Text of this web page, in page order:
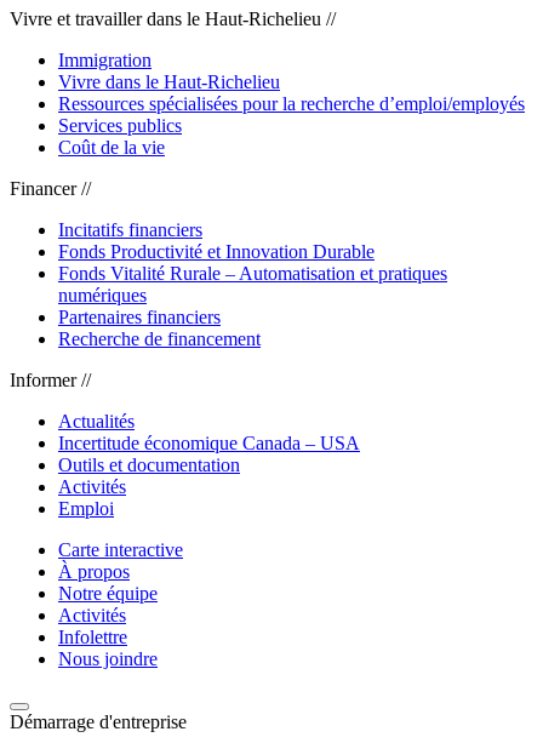
Vivre et travailler dans le Haut-Richelieu //
Immigration
Vivre dans le Haut-Richelieu
Ressources spécialisées pour la recherche d’emploi/employés
Services publics
Coût de la vie
Financer //
Incitatifs financiers
Fonds Productivité et Innovation Durable
Fonds Vitalité Rurale – Automatisation et pratiques
numériques
Partenaires financiers
Recherche de financement
Informer //
Actualités
Incertitude économique Canada – USA
Outils et documentation
Activités
Emploi
Carte interactive
À propos
Notre équipe
Activités
Infolettre
Nous joindre
Démarrage d'entreprise